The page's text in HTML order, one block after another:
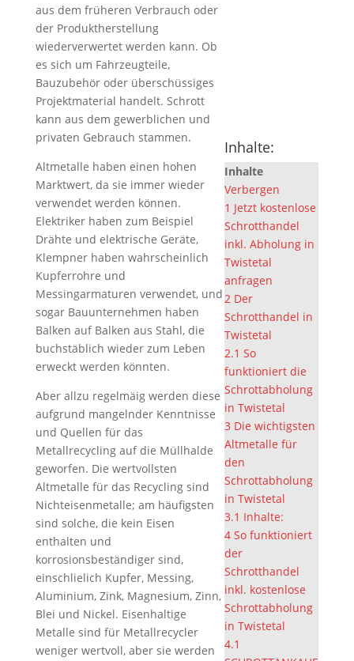
aus dem früheren Verbrauch oder
der Produktherstellung
wiederverwertet werden kann. Ob
es sich um Fahrzeugteile,
Bauzubehör oder überschüssiges
Projektmaterial handelt. Schrott
kann aus dem gewerblichen und
privaten Gebrauch stammen.
Altmetalle haben einen hohen
Marktwert, da sie immer wieder
verwendet werden können.
Elektriker haben zum Beispiel
Drähte und elektrische Geräte,
Klempner haben wahrscheinlich
Kupferrohre und
Messingarmaturen verwendet, und
sogar Bauunternehmen haben
Balken auf Balken aus Stahl, die
buchstäblich wieder zum Leben
erweckt werden könnten.
Aber allzu regelmäig werden diese
aufgrund mangelnder Kenntnisse
und Quellen für das
Metallrecycling auf die Müllhalde
geworfen. Die wertvollsten
Altmetalle für das Recycling sind
Nichteisenmetalle; am häufigsten
sind solche, die kein Eisen
enthalten und
korrosionsbeständiger sind,
einschlielich Kupfer, Messing,
Aluminium, Zink, Magnesium, Zinn,
Blei und Nickel. Eisenhaltige
Metalle sind für Metallrecycler
weniger wertvoll, aber sie werden
Inhalte:
Inhalte
Verbergen
1 Jetzt kostenlose
Schrotthandel
inkl. Abholung in
Twistetal
anfragen
2 Der
Schrotthandel in
Twistetal
2.1 So
funktioniert die
Schrottabholung
in Twistetal
3 Die wichtigsten
Altmetalle für
den
Schrottabholung
in Twistetal
3.1 Inhalte:
4 So funktioniert
der
Schrotthandel
inkl. kostenlose
Schrottabholung
in Twistetal
4.1